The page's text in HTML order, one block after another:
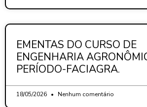
EMENTAS DO CURSO DE
ENGENHARIA
PERÍODO-FACIAGRA.
18/05/2026 Nenhum comentário